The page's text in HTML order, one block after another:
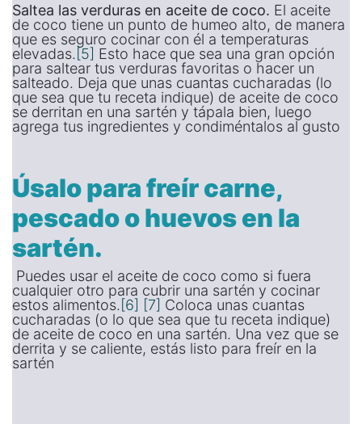
Saltea las verduras en aceite de coco. El aceite
de coco tiene un punto de humeo alto, de manera
que es seguro cocinar con él a temperaturas
elevadas. [5] Esto hace que sea una gran opción
para saltear tus verduras favoritas o hacer un
salteado. Deja que unas cuantas cucharadas (lo
que sea que tu receta indique) de aceite de coco
se derritan en una sartén y tápala bien, luego
agrega tus ingredientes y condiméntalos al gusto
Úsalo para freír carne,
pescado o huevos en la
sartén.
Puedes usar el aceite de coco como si fuera
cualquier otro para cubrir una sartén y cocinar
estos alimentos. [6] [7] Coloca unas cuantas
cucharadas (o lo que sea que tu receta indique)
de aceite de coco en una sartén. Una vez que se
derrita y se caliente, estás listo para freír en la
sartén